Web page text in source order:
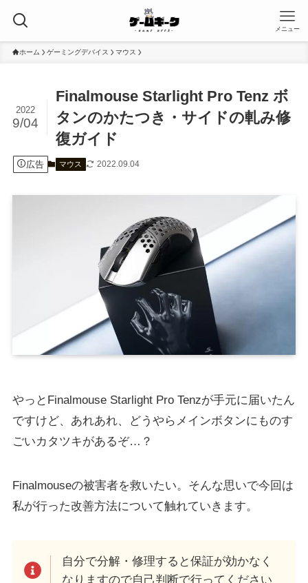
メニュー
ホーム ゲーミングデバイス マウス
Finalmouse Starlight Pro Tenz ボ
タンのかたつき・サイドの軋み修
復ガイド
2022
9/04
広告 マウス 2022.09.04
やっとFinalmouse Starlight Pro Tenzが手元に届いたん
ですけど、あれあれ、どうやらメインボタンにものす
ごいカタツキがあるぞ…？
Finalmouseの被害者を救いたい。そんな思いで今回は
私が行った改善方法について触れていきます。
自分で分解・修理すると保証が効かなく
なりますので自己判断で行ってください